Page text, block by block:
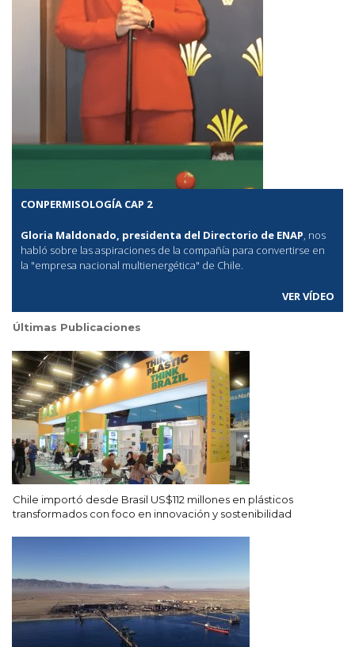
CONPERMISOLOGÍA CAP 2
Gloria Maldonado, presidenta del Directorio de ENAP , nos
habló sobre las aspiraciones de la compañía para convertirse en
la "empresa nacional multienergética" de Chile.
VER VÍDEO
Últimas Publicaciones
Chile importó desde Brasil US$112 millones en plásticos
transformados con foco en innovación y sostenibilidad